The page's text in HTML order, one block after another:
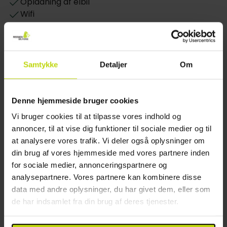
Samtykke Detaljer Om
Denne hjemmeside bruger cookies
Vi bruger cookies til at tilpasse vores indhold og
annoncer, til at vise dig funktioner til sociale medier og til
at analysere vores trafik. Vi deler også oplysninger om
din brug af vores hjemmeside med vores partnere inden
for sociale medier, annonceringspartnere og
analysepartnere. Vores partnere kan kombinere disse
data med andre oplysninger, du har givet dem, eller som
de har indsamlet fra din brug af deres tjenester.
Værelserne
Værelserne på Slukefter Kro er enkle, men rene,
komfortable og velholdte. De afspejler kroens
garanterer gæsten en nats hvile i indtagende
omgivelser væk fra den sociale summen i
komfortværelser kan bookes til 1 til 4 gæster pr.
værelse.
Wifi
Etager: 1
Restaurant
Restaurant
Bar
Mulighed for glutenfri mad
Mulighed for vegetar mad
Restauranten er åben weekender
Åbningstider i baren: 14:00-23:30
Værelse
Hund: 200 dkk pr. dag
Kun slutrengøring inkluderet
Værelser i stueetage
TV på værelset